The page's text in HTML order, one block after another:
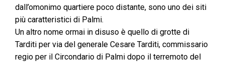
dall’omonimo quartiere poco distante, sono uno dei siti
più caratteristici di Palmi.
Un altro nome ormai in disuso è quello di grotte di
Tarditi per via del generale Cesare Tarditi, commissario
regio per il Circondario di Palmi dopo il terremoto del